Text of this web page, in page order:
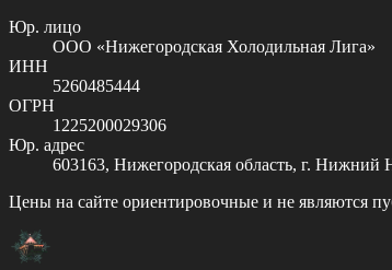
Юр. лицо
ООО «Нижегородская Холодильная Лига»
ИНН
5260485444
ОГРН
1225200029306
Юр. адрес
603163, Нижегородская область, г. Нижний
Цены на сайте ориентировочные и не являются